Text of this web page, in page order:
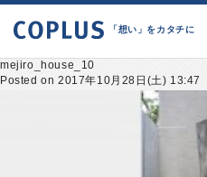
「想い」をカタチに
mejiro_house_10
Posted on 2017年10月28日(土) 13:47